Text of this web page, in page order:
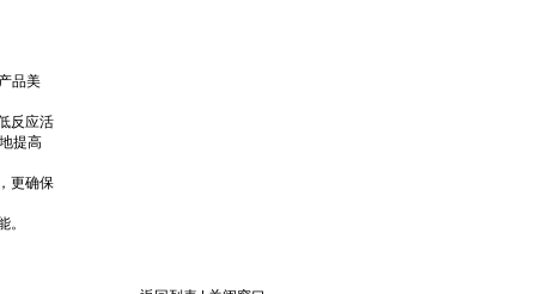
品美
反应活
提高
更确保
。